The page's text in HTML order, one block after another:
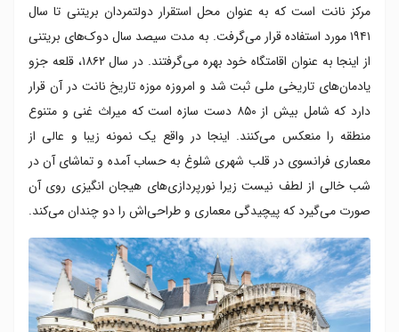
مرکز نانت است که به عنوان محل استقرار دولتمردان بریتنی تا سال
۱۹۴۱ مورد استفاده قرار می‌گرفت. به مدت سیصد سال دوک‌های بریتنی
از اینجا به عنوان اقامتگاه خود بهره می‌گرفتند. در سال ۱۸۶۲، قلعه جزو
یادمان‌های تاریخی ملی ثبت شد و امروزه موزه تاریخ نانت در آن قرار
دارد که شامل بیش از ۸۵۰ دست سازه است که میراث غنی و متنوع
منطقه را منعکس می‌کنند. اینجا در واقع یک نمونه زیبا و عالی از
معماری فرانسوی در قلب شهری شلوغ به حساب آمده و تماشای آن در
شب خالی از لطف نیست زیرا نورپردازی‌های هیجان انگیزی روی آن
صورت می‌گیرد که پیچیدگی معماری‌ و طراحی‌اش را دو چندان می‌کند.